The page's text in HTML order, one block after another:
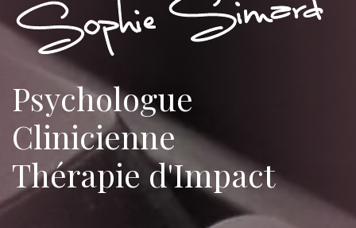
Psychologue
Clinicienne
Thérapie d'Impact